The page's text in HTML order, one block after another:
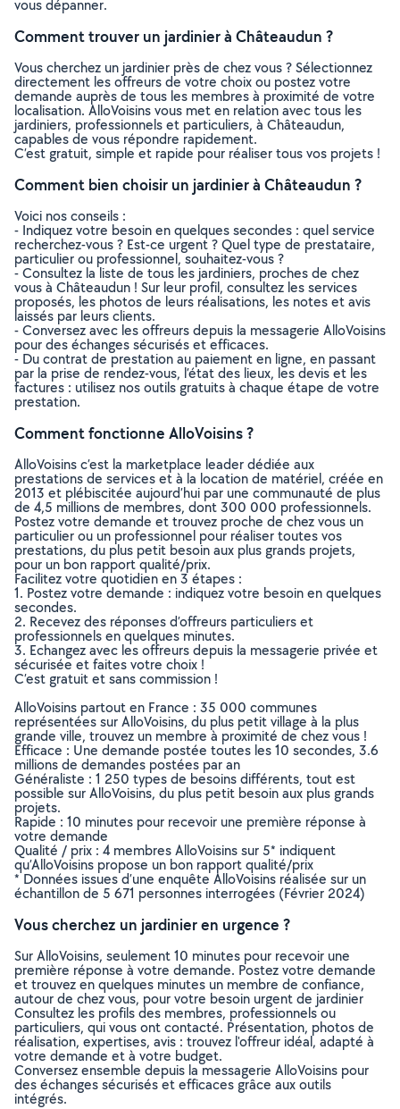
vous dépanner.
Comment trouver un jardinier à Châteaudun ?
Vous cherchez un jardinier près de chez vous ? Sélectionnez
directement les offreurs de votre choix ou postez votre
demande auprès de tous les membres à proximité de votre
localisation. AlloVoisins vous met en relation avec tous les
jardiniers, professionnels et particuliers, à Châteaudun,
capables de vous répondre rapidement.
C’est gratuit, simple et rapide pour réaliser tous vos projets !
Comment bien choisir un jardinier à Châteaudun ?
Voici nos conseils :
- Indiquez votre besoin en quelques secondes : quel service
recherchez-vous ? Est-ce urgent ? Quel type de prestataire,
particulier ou professionnel, souhaitez-vous ?
- Consultez la liste de tous les jardiniers, proches de chez
vous à Châteaudun ! Sur leur profil, consultez les services
proposés, les photos de leurs réalisations, les notes et avis
laissés par leurs clients.
- Conversez avec les offreurs depuis la messagerie AlloVoisins
pour des échanges sécurisés et efficaces.
- Du contrat de prestation au paiement en ligne, en passant
par la prise de rendez-vous, l’état des lieux, les devis et les
factures : utilisez nos outils gratuits à chaque étape de votre
prestation.
Comment fonctionne AlloVoisins ?
AlloVoisins c’est la marketplace leader dédiée aux
prestations de services et à la location de matériel, créée en
2013 et plébiscitée aujourd’hui par une communauté de plus
de 4,5 millions de membres, dont 300 000 professionnels.
Postez votre demande et trouvez proche de chez vous un
particulier ou un professionnel pour réaliser toutes vos
prestations, du plus petit besoin aux plus grands projets,
pour un bon rapport qualité/prix.
Facilitez votre quotidien en 3 étapes :
1. Postez votre demande : indiquez votre besoin en quelques
secondes.
2. Recevez des réponses d’offreurs particuliers et
professionnels en quelques minutes.
3. Echangez avec les offreurs depuis la messagerie privée et
sécurisée et faites votre choix !
C’est gratuit et sans commission !
AlloVoisins partout en France : 35 000 communes
représentées sur AlloVoisins, du plus petit village à la plus
grande ville, trouvez un membre à proximité de chez vous !
Efficace : Une demande postée toutes les 10 secondes, 3.6
millions de demandes postées par an
Généraliste : 1 250 types de besoins différents, tout est
possible sur AlloVoisins, du plus petit besoin aux plus grands
projets.
Rapide : 10 minutes pour recevoir une première réponse à
votre demande
Qualité / prix : 4 membres AlloVoisins sur 5* indiquent
qu’AlloVoisins propose un bon rapport qualité/prix
* Données issues d’une enquête AlloVoisins réalisée sur un
échantillon de 5 671 personnes interrogées (Février 2024)
Vous cherchez un jardinier en urgence ?
Sur AlloVoisins, seulement 10 minutes pour recevoir une
première réponse à votre demande. Postez votre demande
et trouvez en quelques minutes un membre de confiance,
autour de chez vous, pour votre besoin urgent de jardinier
Consultez les profils des membres, professionnels ou
particuliers, qui vous ont contacté. Présentation, photos de
réalisation, expertises, avis : trouvez l'offreur idéal, adapté à
votre demande et à votre budget.
Conversez ensemble depuis la messagerie AlloVoisins pour
des échanges sécurisés et efficaces grâce aux outils
intégrés.